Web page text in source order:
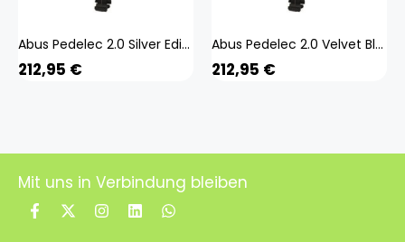
Abus Pedelec 2.0 Silver Edition Mips E-Bike Helm
212,95 €
Abus Pedelec 2.0 Velvet Black Mips E-Bike Helm
212,95 €
Mit uns in Verbindung bleiben